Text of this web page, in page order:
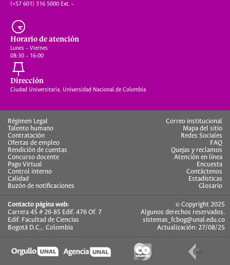
(+57 601) 316 5000 Ext. –
Horario de atención
Lunes – Viernes
08:30 – 16:00
Dirección
Ciudad Universitaria, Universidad Nacional de Colombia
Régimen Legal
Talento humano
Contratación
Ofertas de empleo
Rendición de cuentas
Concurso docente
Pago Virtual
Control interno
Calidad
Buzón de notificaciones
Correo institucional
Mapa del sitio
Redes Sociales
FAQ
Quejas y reclamos
Atención en línea
Encuesta
Contáctenos
Estadísticas
Glosario
Contacto página web:
Carrera 45 # 26-85 Edif. 476 Of. 7
Edif. Facultad de Ciencias
Bogotá D.C., Colombia
© Copyright 2025
Algunos derechos reservados.
sistemas_fcbog@unal.edu.co
Actualización: 27/08/25